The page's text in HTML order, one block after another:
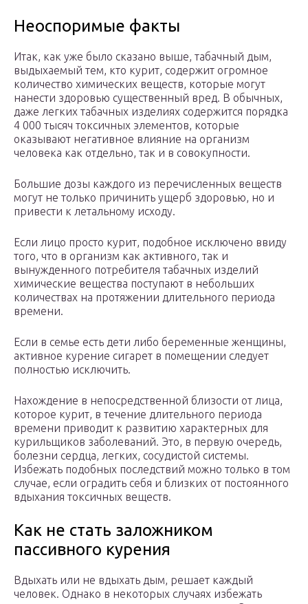
Неоспоримые факты
Итак, как уже было сказано выше, табачный дым,
выдыхаемый тем, кто курит, содержит огромное
количество химических веществ, которые могут
нанести здоровью существенный вред. В обычных,
даже легких табачных изделиях содержится порядка
4 000 тысяч токсичных элементов, которые
оказывают негативное влияние на организм
человека как отдельно, так и в совокупности.
Большие дозы каждого из перечисленных веществ
могут не только причинить ущерб здоровью, но и
привести к летальному исходу.
Если лицо просто курит, подобное исключено ввиду
того, что в организм как активного, так и
вынужденного потребителя табачных изделий
химические вещества поступают в небольших
количествах на протяжении длительного периода
времени.
Если в семье есть дети либо беременные женщины,
активное курение сигарет в помещении следует
полностью исключить.
Нахождение в непосредственной близости от лица,
которое курит, в течение длительного периода
времени приводит к развитию характерных для
курильщиков заболеваний. Это, в первую очередь,
болезни сердца, легких, сосудистой системы.
Избежать подобных последствий можно только в том
случае, если оградить себя и близких от постоянного
вдыхания токсичных веществ.
Как не стать заложником
пассивного курения
Вдыхать или не вдыхать дым, решает каждый
человек. Однако в некоторых случаях избежать